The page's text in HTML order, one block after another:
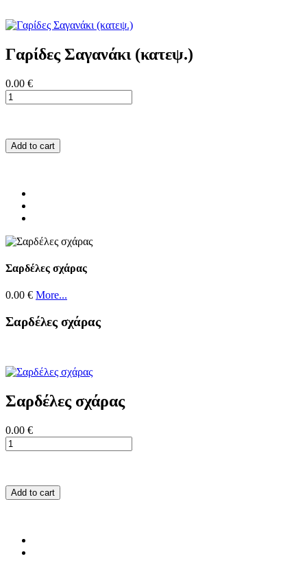
Γαρίδες Σαγανάκι (κατεψ.)
0.00 €
Add to cart
Σαρδέλες σχάρας
0.00 € More...
Σαρδέλες σχάρας
Σαρδέλες σχάρας
0.00 €
Add to cart